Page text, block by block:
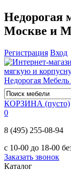
Недорогая
Москве и
Регистрация Вход
Недорогая Мебель
КОРЗИНА (пусто)
0
8 (495) 255-08-94
с 10-00 до 18-00
Заказать звонок
Каталог